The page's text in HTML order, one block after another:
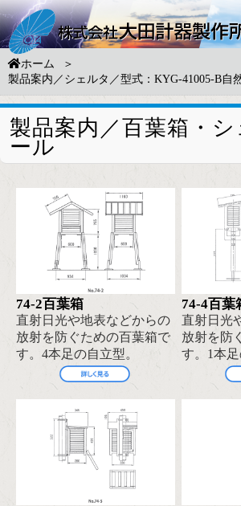
ホーム
製品案内／シェルタ／型式：KYG-41005-B自
製品案内／百葉箱・
ール
74-2百葉箱
直射日光や地表などからの
放射を防ぐための百葉箱で
す。4本足の自立型。
74-4百葉
直射日光
放射を防
す。1本足